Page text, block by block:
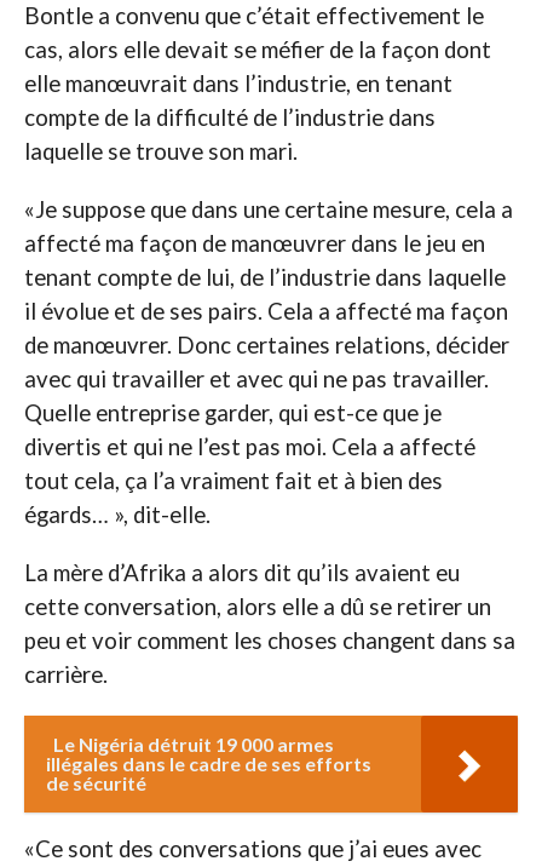
Bontle a convenu que c’était effectivement le
cas, alors elle devait se méfier de la façon dont
elle manœuvrait dans l’industrie, en tenant
compte de la difficulté de l’industrie dans
laquelle se trouve son mari.
«Je suppose que dans une certaine mesure, cela a
affecté ma façon de manœuvrer dans le jeu en
tenant compte de lui, de l’industrie dans laquelle
il évolue et de ses pairs. Cela a affecté ma façon
de manœuvrer. Donc certaines relations, décider
avec qui travailler et avec qui ne pas travailler.
Quelle entreprise garder, qui est-ce que je
divertis et qui ne l’est pas moi. Cela a affecté
tout cela, ça l’a vraiment fait et à bien des
égards… », dit-elle.
La mère d’Afrika a alors dit qu’ils avaient eu
cette conversation, alors elle a dû se retirer un
peu et voir comment les choses changent dans sa
carrière.
Le Nigéria détruit 19 000 armes
illégales dans le cadre de ses efforts
de sécurité
«Ce sont des conversations que j’ai eues avec